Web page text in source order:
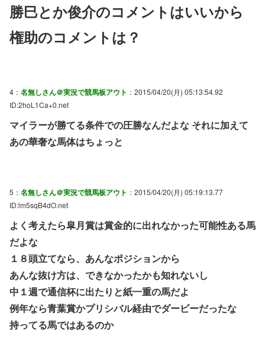
勝巳とか俊介のコメントはいいから
権助のコメントは？
4： 名無しさん＠実況で競馬板アウト ：2015/04/20(月) 05:13:54.92
ID:2hoL1Ca+0.net
マイラーが勝てる条件での圧勝なんだよな それに加えて
あの華奢な馬体はちょっと
5： 名無しさん＠実況で競馬板アウト ：2015/04/20(月) 05:19:13.77
ID:lm5sqB4dO.net
よく考えたら皐月賞は賞金的に出れなかった可能性ある馬
だよな
１８頭立てなら、あんなポジションから
あんな抜け方は、できなかったかも知れないし
中１週で通信杯に出たりと紙一重の馬だよ
例年なら青葉賞かプリシバル経由でダービーだったな
持ってる馬ではあるのか